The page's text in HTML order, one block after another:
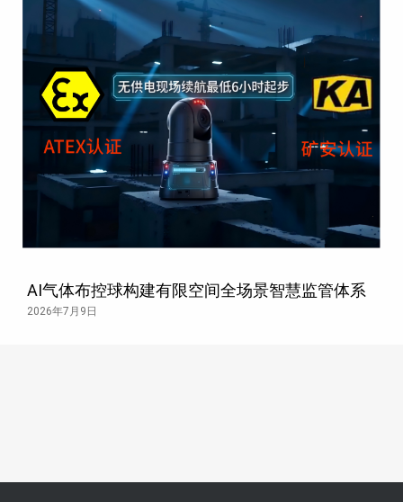
AI气体布控球构建有限空间全场景智慧监管体系
2026年7月9日